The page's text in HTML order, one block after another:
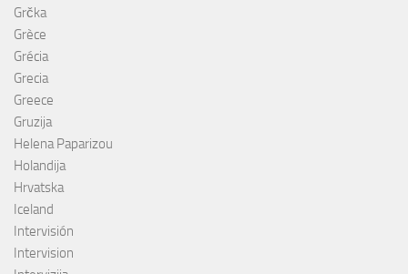
Grčka
Grèce
Grécia
Grecia
Greece
Gruzija
Helena Paparizou
Holandija
Hrvatska
Iceland
Intervisión
Intervision